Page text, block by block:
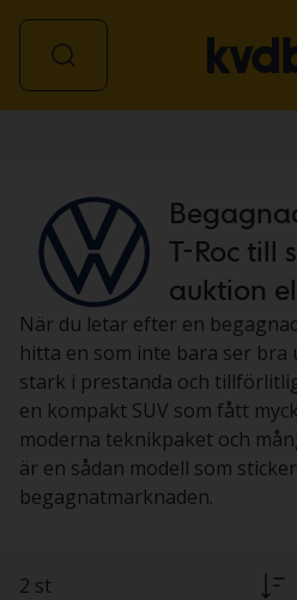
T-Roc till
auktion
När du letar efter en
hitta en som inte bara ser bra
stark i prestanda och
en kompakt SUV som fått
moderna teknikpaket och
är en sådan modell som
begagnatmarknaden.
2 st